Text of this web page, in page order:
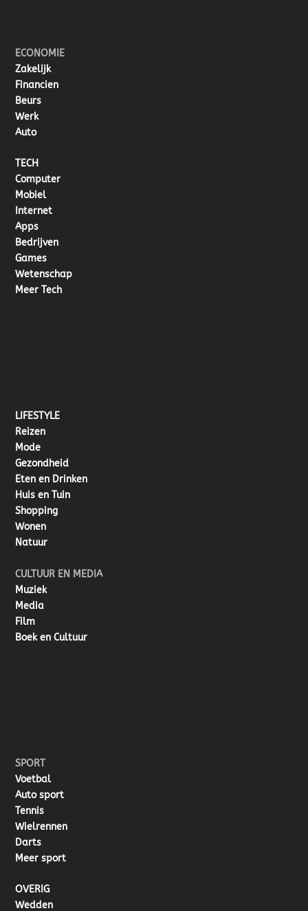
ECONOMIE
Zakelijk
Financien
Beurs
Werk
Auto
TECH
Computer
Mobiel
Internet
Apps
Bedrijven
Games
Wetenschap
Meer Tech
LIFESTYLE
Reizen
Mode
Gezondheid
Eten en Drinken
Huis en Tuin
Shopping
Wonen
Natuur
CULTUUR EN MEDIA
Muziek
Media
Film
Boek en Cultuur
SPORT
Voetbal
Auto sport
Tennis
Wielrennen
Darts
Meer sport
OVERIG
Wedden